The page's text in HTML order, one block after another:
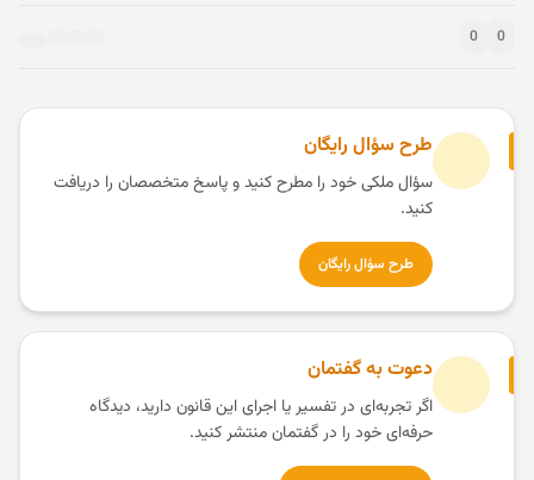
0
0
طرح سؤال رایگان
سؤال ملکی خود را مطرح کنید و پاسخ متخصصان را دریافت
کنید.
طرح سؤال رایگان
دعوت به گفتمان
اگر تجربه‌ای در تفسیر یا اجرای این قانون دارید، دیدگاه
حرفه‌ای خود را در گفتمان منتشر کنید.